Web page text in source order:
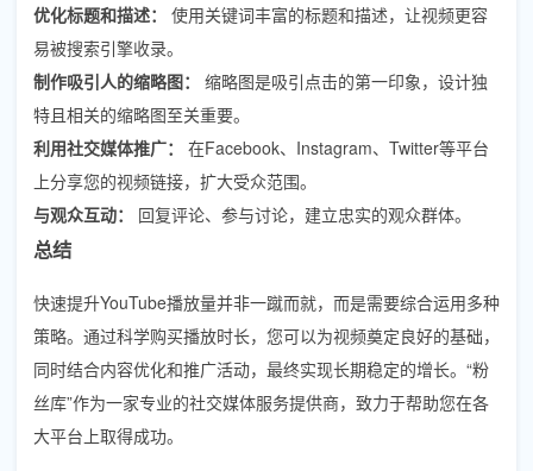
优化标题和描述：
使用关键词丰富的标题和描述，让视频更容
易被搜索引擎收录。
制作吸引人的缩略图：
缩略图是吸引点击的第一印象，设计独
特且相关的缩略图至关重要。
利用社交媒体推广：
在Facebook、Instagram、Twitter等平台
上分享您的视频链接，扩大受众范围。
与观众互动：
回复评论、参与讨论，建立忠实的观众群体。
总结
快速提升YouTube播放量并非一蹴而就，而是需要综合运用多种
策略。通过科学购买播放时长，您可以为视频奠定良好的基础，
同时结合内容优化和推广活动，最终实现长期稳定的增长。“粉
丝库”作为一家专业的社交媒体服务提供商，致力于帮助您在各
大平台上取得成功。